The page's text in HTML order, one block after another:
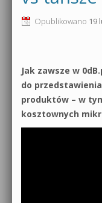
Produkcja
Sound Forge od
Dubstep z
0dB.pl - informacje
Materiały dla
Archiwum
Polityka prywatności
Opublikowano 19
Jak zawsze w
do
produktów – w
kosztownych